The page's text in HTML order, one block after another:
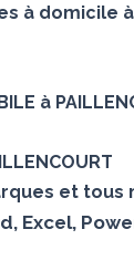
domicile à
à
et tous